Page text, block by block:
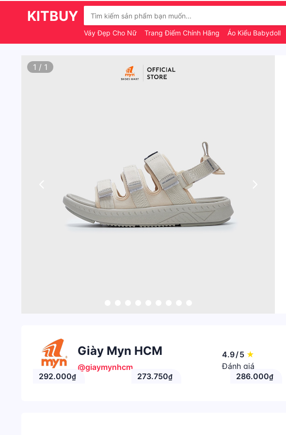
KITBUY
Váy Đẹp Cho Nữ Trang Điểm Chính Hãng Áo Kiểu Babydoll
1 / 1
Giày Myn HCM
@giaymynhcm
4.9/5 ★
Đánh giá
292.000₫ 273.750₫ 286.000₫